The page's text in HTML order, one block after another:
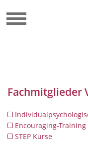
Fachmitglieder
Encouraging-Training
STEP Kurse